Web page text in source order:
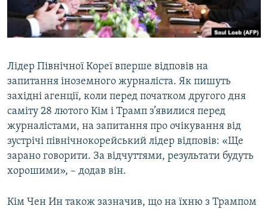
Лідер Північної Кореї вперше відповів на
запитання іноземного журналіста. Як пишуть
західні агенції, коли перед початком другого дня
саміту 28 лютого Кім і Трамп з’явилися перед
журналістами, на запитання про очікування від
зустрічі північнокорейський лідер відповів: «Ще
зарано говорити. За відчуттями, результати будуть
хорошими», – додав він.
Кім Чен Ин також зазначив, що на їхню з Трампом